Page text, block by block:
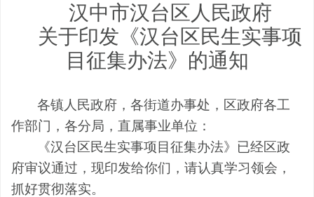
汉中市汉台区人民政府
关于印发 《汉台区民生实事项
目征集办法》的通知
各镇人民政府，各街道办事处，区政府各工
作部门，各分局 ，直属事业单位 ：
《汉台区民生实事项目征集办法》 已经区政
府审议通过 ， 现印发给你们， 请认真学习领会，
抓好贯彻落实。